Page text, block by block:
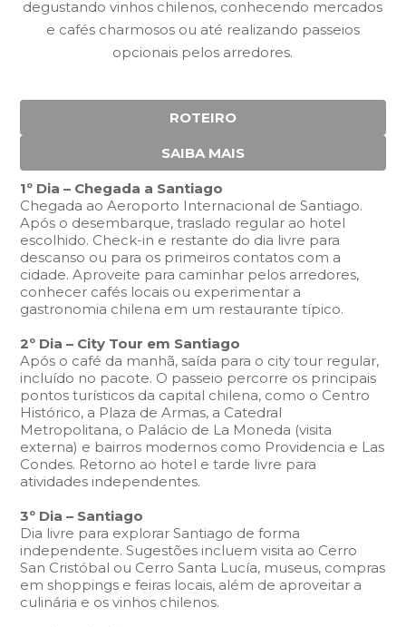
degustando vinhos chilenos, conhecendo mercados
e cafés charmosos ou até realizando passeios
opcionais pelos arredores.
ROTEIRO
SAIBA MAIS
1º Dia – Chegada a Santiago
Chegada ao Aeroporto Internacional de Santiago.
Após o desembarque, traslado regular ao hotel
escolhido. Check-in e restante do dia livre para
descanso ou para os primeiros contatos com a
cidade. Aproveite para caminhar pelos arredores,
conhecer cafés locais ou experimentar a
gastronomia chilena em um restaurante típico.
2º Dia – City Tour em Santiago
Após o café da manhã, saída para o city tour regular,
incluído no pacote. O passeio percorre os principais
pontos turísticos da capital chilena, como o Centro
Histórico, a Plaza de Armas, a Catedral
Metropolitana, o Palácio de La Moneda (visita
externa) e bairros modernos como Providencia e Las
Condes. Retorno ao hotel e tarde livre para
atividades independentes.
3º Dia – Santiago
Dia livre para explorar Santiago de forma
independente.Sugestões incluem visita ao Cerro
San Cristóbal ou Cerro Santa Lucía, museus, compras
em shoppings e feiras locais, além de aproveitar a
culinária e os vinhos chilenos.